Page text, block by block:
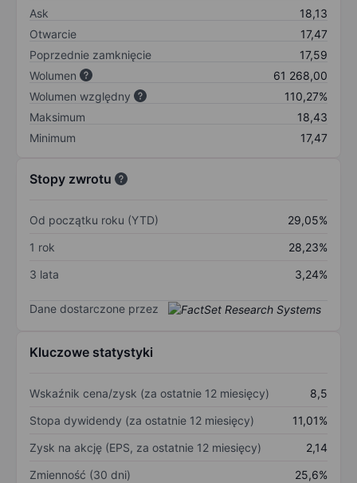
Ask
18,13
Otwarcie
17,47
Poprzednie zamknięcie
17,59
Wolumen
61 268,00
Wolumen względny
110,27%
Maksimum
18,43
Minimum
17,47
Stopy zwrotu
Od początku roku (YTD)
29,05%
1 rok
28,23%
3 lata
3,24%
Dane dostarczone przez
Kluczowe statystyki
Wskaźnik cena/zysk (za ostatnie 12 miesięcy)
8,5
Stopa dywidendy (za ostatnie 12 miesięcy)
11,01%
Zysk na akcję (EPS, za ostatnie 12 miesięcy)
2,14
Zmienność (30 dni)
25,6%